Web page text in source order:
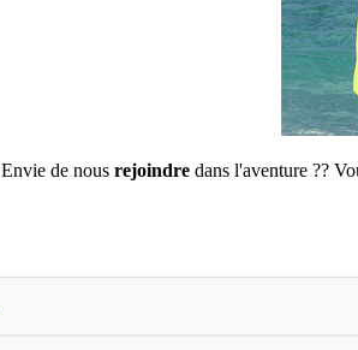
Envie de nous rejoindre dans l'aventure ??